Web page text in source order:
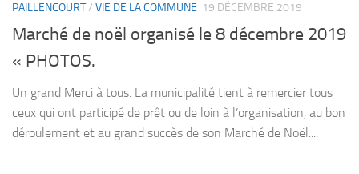
PAILLENCOURT/ VIE DE LA COMMUNE 19 DÉCEMBRE 2019
Marché de noël organisé le 8 décembre 2019
« PHOTOS.
Un grand Merci à tous. La municipalité tient à remercier tous
ceux qui ont participé de prêt ou de loin à l’organisation, au bon
déroulement et au grand succès de son Marché de Noël....